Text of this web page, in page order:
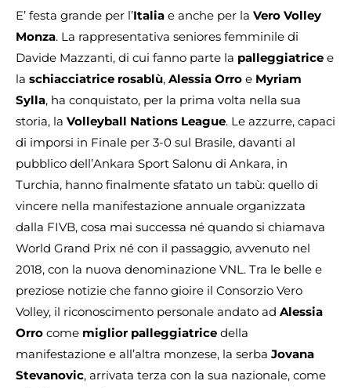
E’ festa grande per l’Italia e anche per la Vero Volley
Monza. La rappresentativa seniores femminile di
Davide Mazzanti, di cui fanno parte la palleggiatrice e
la schiacciatrice rosablù, Alessia Orro e Myriam
Sylla, ha conquistato, per la prima volta nella sua
storia, la Volleyball Nations League. Le azzurre, capaci
di imporsi in Finale per 3-0 sul Brasile, davanti al
pubblico dell’Ankara Sport Salonu di Ankara, in
Turchia, hanno finalmente sfatato un tabù: quello di
vincere nella manifestazione annuale organizzata
dalla FIVB, cosa mai successa né quando si chiamava
World Grand Prix né con il passaggio, avvenuto nel
2018, con la nuova denominazione VNL. Tra le belle e
preziose notizie che fanno gioire il Consorzio Vero
Volley, il riconoscimento personale andato ad Alessia
Orro come miglior palleggiatrice della
manifestazione e all’altra monzese, la serba Jovana
Stevanovic, arrivata terza con la sua nazionale, come